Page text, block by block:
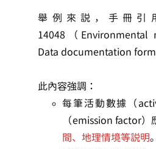
舉例來說，手冊引
14048（Environmental
Data documentation
此內容強調：
每筆活動數據（
（emission factor）
間、地理情境等說明。